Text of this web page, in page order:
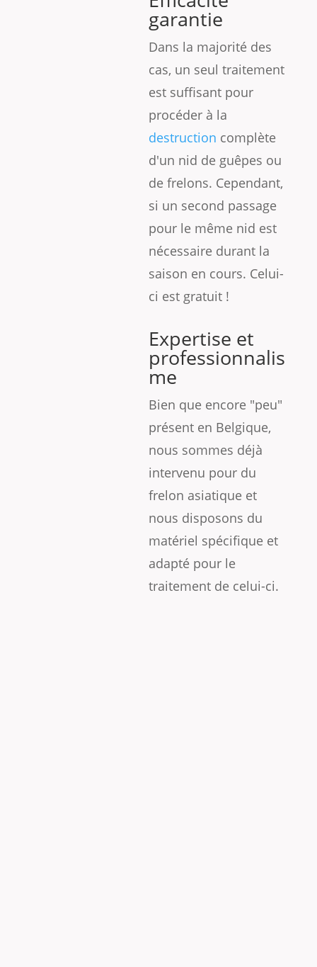
garantie
Dans la majorité des
cas, un seul traitement
est suffisant pour
procéder à la
destruction complète
d'un nid de guêpes ou
de frelons. Cependant,
si un second passage
pour le même nid est
nécessaire durant la
saison en cours. Celui-
ci est gratuit !
Expertise et
professionnalis
me
Bien que encore "peu"
présent en Belgique,
nous sommes déjà
intervenu pour du
frelon asiatique et
nous disposons du
matériel spécifique et
adapté pour le
traitement de celui-ci.